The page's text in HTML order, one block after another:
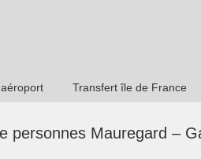
Transfert île de France
personnes Mauregard –